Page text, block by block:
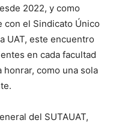
2022, y como
con el Sindicato Único
UAT, este encuentro
en cada facultad
honrar, como una sola
del SUTAUAT,